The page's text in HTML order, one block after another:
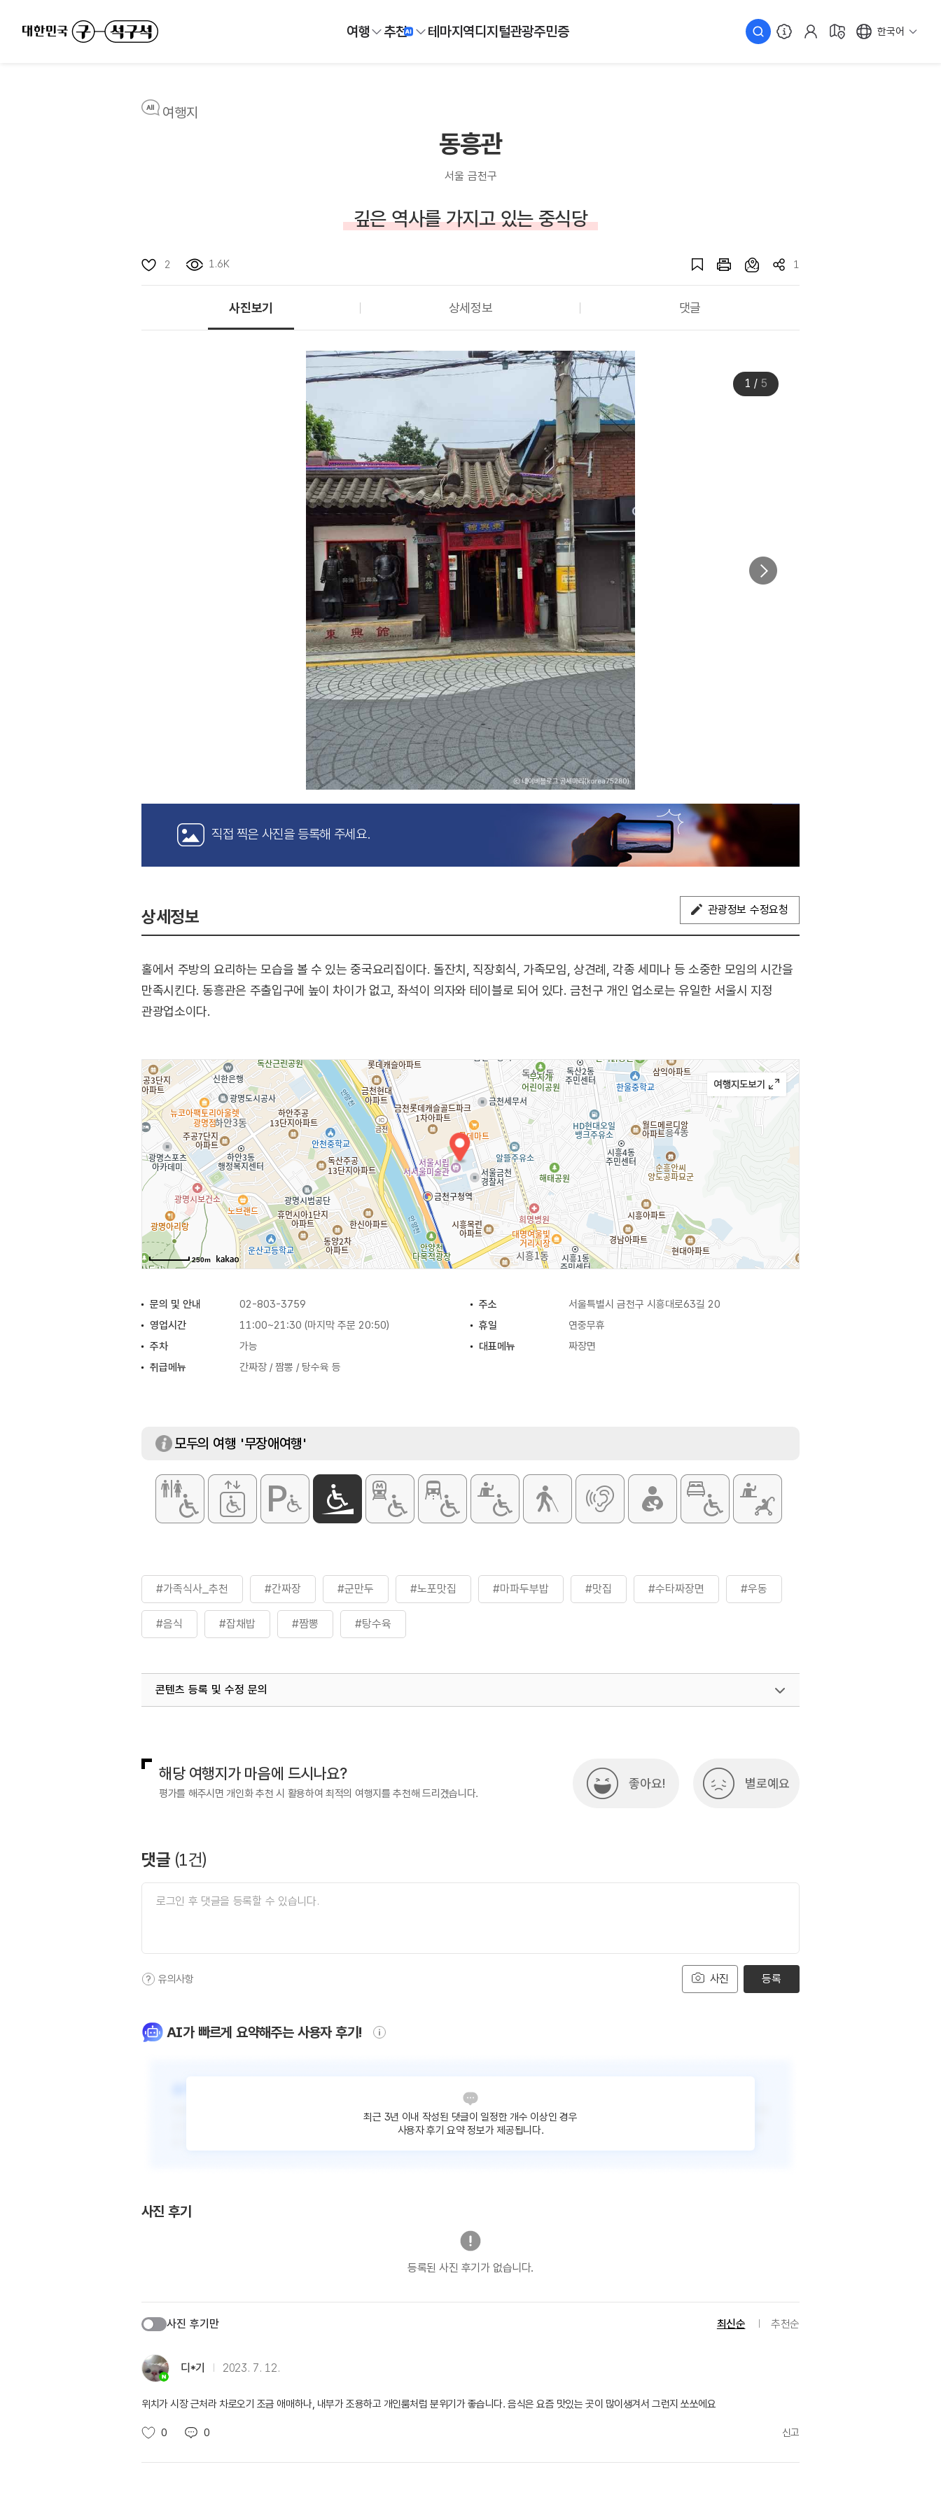
여행 추천 테마지역디지털관광주민증 한국어
여행지
동흥관
서울 금천구
깊은 역사를 가지고 있는 중식당
2 1.6K 1
사진보기 상세정보 댓글
1 / 5
직접 찍은 사진을 등록해 주세요.
상세정보 관광정보 수정요청
홀에서 주방의 요리하는 모습을 볼 수 있는 중국요리집이다. 돌잔치, 직장회식, 가족모임, 상견례, 각종 세미나 등 소중한 모임의 시간을
만족시킨다. 동흥관은 주출입구에 높이 차이가 없고, 좌석이 의자와 테이블로 되어 있다. 금천구 개인 업소로는 유일한 서울시 지정
관광업소이다.
250m
문의 및 안내 02-803-3759 주소
서울특별시 금천구 시흥대로63길 20
영업시간
11:00~21:30 (마지막 주문 20:50) 휴일
연중무휴
주차
가능 대표메뉴
짜장면
취급메뉴
간짜장 / 짬뽕 / 탕수육 등
모두의 여행 '무장애여행'
#가족식사_추천 #간짜장 #군만두 #노포맛집 #마파두부밥 #맛집 #수타짜장면 #우동
#음식 #잡채밥 #짬뽕 #탕수육
콘텐츠 등록 및 수정 문의
해당 여행지가 마음에 드시나요?
평가를 해주시면 개인화 추천 시 활용하여 최적의 여행지를 추천해 드리겠습니다.
좋아요! 별로예요
댓글 (1건)
사진
유의사항 등록
AI가 빠르게 요약해주는 사용자 후기!
최근 3년 이내 작성된 댓글이 일정한 개수 이상인 경우
사용자 후기 요약 정보가 제공됩니다.
사진 후기
등록된 사진 후기가 없습니다.
사진 후기만 최신순 추천순
디*기 2023. 7. 12.
위치가 시장 근처라 차로오기 조금 애매하나, 내부가 조용하고 개인룸처럼 분위기가 좋습니다. 음식은 요즘 맛있는 곳이 많이생겨서 그런지 쏘쏘에요
0 0 신고